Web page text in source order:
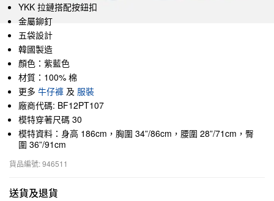
YKK 拉鏈搭配按鈕扣
金屬鉚釘
五袋設計
韓國製造
顏色：紫藍色
材質：100% 棉
更多 牛仔褲 及 服裝
廠商代碼: BF12PT107
模特穿著尺碼 30
模特資料：身高 186cm，胸圍 34”/86cm，腰圍 28”/71cm，臀
圍 36”/91cm
貨品編號: 946511
送貨及退貨